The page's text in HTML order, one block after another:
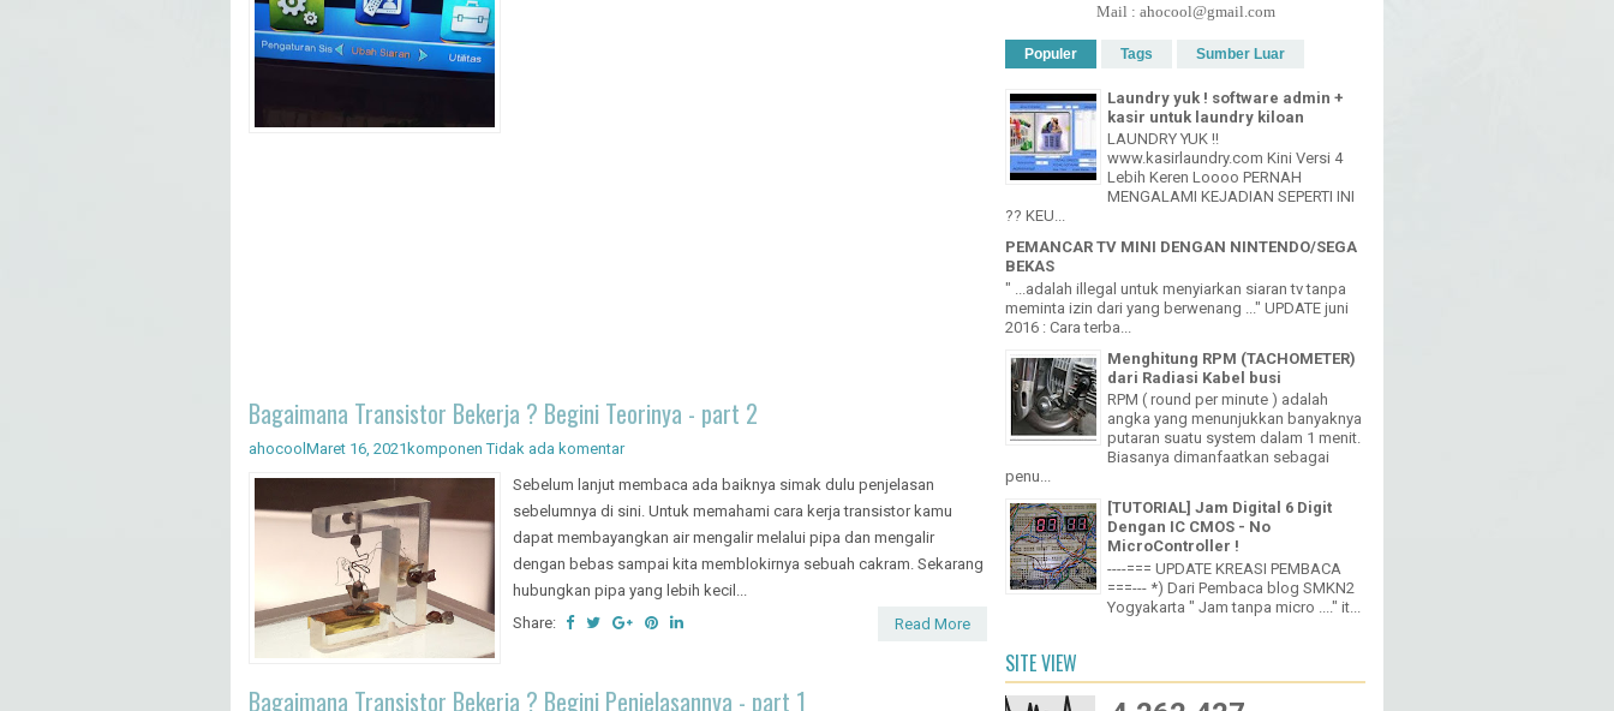
Bagaimana Transistor Bekerja ? Begini Teorinya - part 2
ahocool Maret 16, 2021 komponen Tidak ada komentar
Sebelum lanjut membaca ada baiknya simak dulu penjelasan
sebelumnya di sini. Untuk memahami cara kerja transistor kamu
dapat membayangkan air mengalir melalui pipa dan mengalir
dengan bebas sampai kita memblokirnya sebuah cakram. Sekarang
hubungkan pipa yang lebih kecil...
Share:
Read More
Bagaimana Transistor Bekerja ? Begini Penjelasannya - part 1
Mail : ahocool@gmail.com
Populer Tags Sumber Luar
Laundry yuk ! software admin +
kasir untuk laundry kiloan
LAUNDRY YUK !!
www.kasirlaundry.com Kini Versi 4
Lebih Keren Loooo PERNAH
MENGALAMI KEJADIAN SEPERTI INI
?? KEU...
PEMANCAR TV MINI DENGAN NINTENDO/SEGA
BEKAS
" ...adalah illegal untuk menyiarkan siaran tv tanpa
meminta izin dari yang berwenang ..." UPDATE juni
2016 : Cara terba...
Menghitung RPM (TACHOMETER)
dari Radiasi Kabel busi
RPM ( round per minute ) adalah
angka yang menunjukkan banyaknya
putaran suatu system dalam 1 menit.
Biasanya dimanfaatkan sebagai
penu...
[TUTORIAL] Jam Digital 6 Digit
Dengan IC CMOS - No
MicroController !
----=== UPDATE KREASI PEMBACA
===--- *) Dari Pembaca blog SMKN2
Yogyakarta " Jam tanpa micro ...." it...
SITE VIEW